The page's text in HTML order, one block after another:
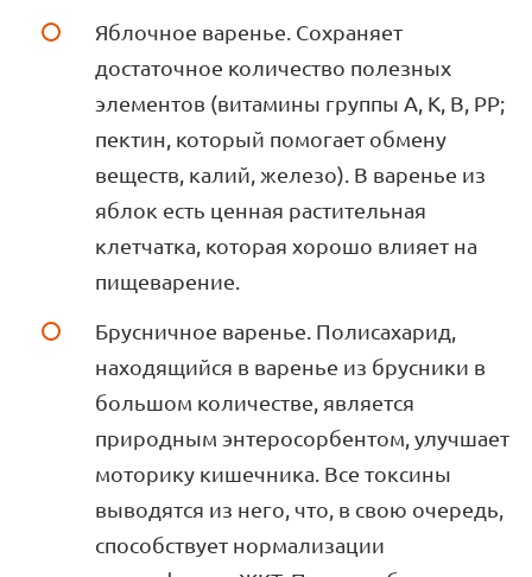
Яблочное варенье. Сохраняет
достаточное количество полезных
элементов (витамины группы А, К, В, РР;
пектин, который помогает обмену
веществ, калий, железо). В варенье из
яблок есть ценная растительная
клетчатка, которая хорошо влияет на
пищеварение.
Брусничное варенье. Полисахарид,
находящийся в варенье из брусники в
большом количестве, является
природным энтеросорбентом, улучшает
моторику кишечника. Все токсины
выводятся из него, что, в свою очередь,
способствует нормализации